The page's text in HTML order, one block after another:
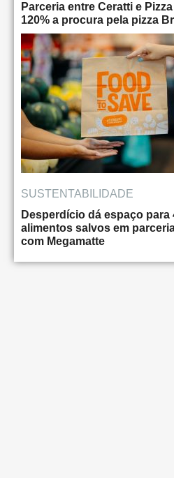
Parceria entre Ceratti e
120% a procura pela pizza
SUSTENTABILIDADE
Desperdício dá espaço para
alimentos salvos em
com Megamatte